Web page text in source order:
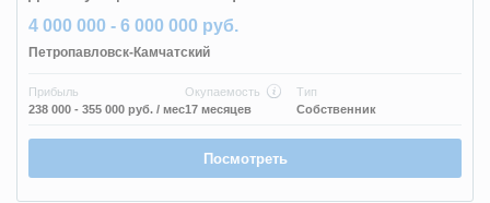
4 000 000 - 6 000 000 руб.
Петропавловск-Камчатский
Прибыль
238 000 - 355 000 руб. / мес
Окупаемость
17 месяцев
Тип
Собственник
Посмотреть